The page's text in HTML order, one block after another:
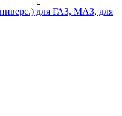
для ГАЗ, МАЗ, для